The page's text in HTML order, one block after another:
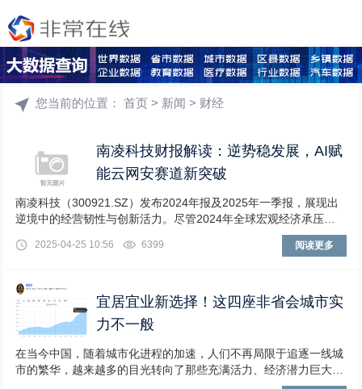
您当前的位置：首页 > 新闻 > 财经
南凌科技财报解读：逆势稳发展，AI赋
能云网安赛道新突破
南凌科技（300921.SZ）发布2024年报及2025年一季报，展现出
逆境中的经营韧性与创新活力。尽管2024年全球宏观经济承压，
2025-04-25 10:56 6399 阅读更多
宜居宜业新选择！这四座非省会城市实
力不一般
在当今中国，随着城市化进程的加速，人们不再局限于追逐一线城
市的繁华，越来越多的目光转向了那些充满活力、经济潜力巨大的